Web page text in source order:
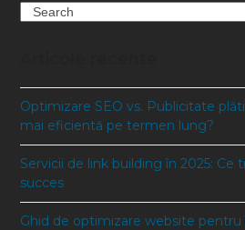
Search
Optimizare SEO vs. Publicitate
mai eficientă pe termen lung?
Servicii de link building în 2025: Ce
succes
Ghid de optimizare website